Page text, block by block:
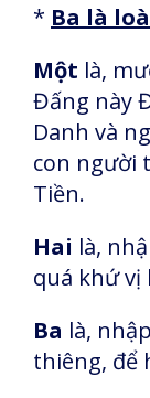
* Ba là
Một là,
Đấng này
Danh và
con người
Tiền.
Hai là,
quá khứ vị
Ba là,
thiêng, để